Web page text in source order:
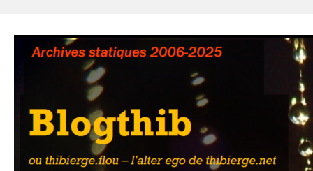
contenu